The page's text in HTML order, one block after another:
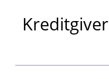
Kreditgiver